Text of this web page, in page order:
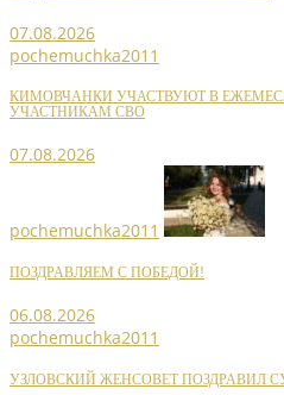
07.08.2026
pochemuchka2011
КИМОВЧАНКИ УЧАСТВУЮТ В
УЧАСТНИКАМ СВО
07.08.2026
pochemuchka2011
ПОЗДРАВЛЯЕМ С ПОБЕДОЙ!
06.08.2026
pochemuchka2011
УЗЛОВСКИЙ ЖЕНСОВЕТ ПОЗДРАВИЛ